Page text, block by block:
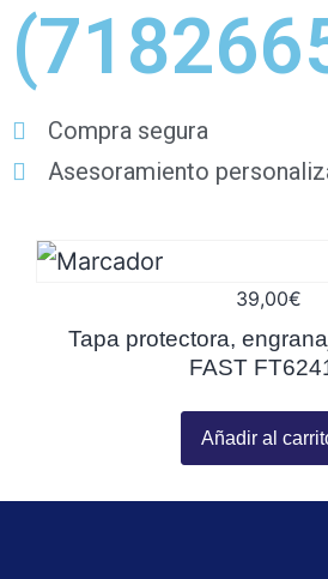
Compra segura
Asesoramiento
Tapa protectora,
FAST
39,00€
Añadir al